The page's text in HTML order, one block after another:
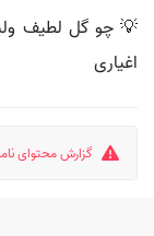
💡 چو گل لطیف
اغیاری
گزارش محتوای